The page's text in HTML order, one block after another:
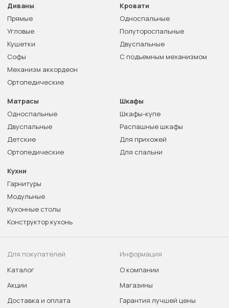
Диваны
Прямые
Угловые
Кушетки
Софы
Механизм аккордеон
Ортопедические
Кровати
Односпальные
Полутороспальные
Двуспальные
С подъемным механизмом
Матрасы
Односпальные
Двуспальные
Детские
Ортопедические
Шкафы
Шкафы-купе
Распашные шкафы
Для прихожей
Для спальни
Кухни
Гарнитуры
Модульные
Кухонные столы
Конструктор кухонь
Для покупателей
Каталог
Акции
Доставка и оплата
Информация
О компании
Магазины
Гарантия лучшей цены